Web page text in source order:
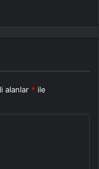
alanlar * ile